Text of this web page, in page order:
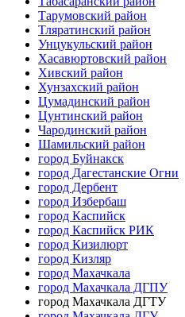
Тарумовский район
Тляратинский район
Унцукульский район
Хасавюртовский район
Хивский район
Хунзахский район
Цумадинский район
Цунтинский район
Чародинский район
Шамильский район
город Буйнакск
город Дагестанские Огни
город Дербент
город Избербаш
город Каспийск
город Каспийск РИК
город Кизилюрт
город Кизляр
город Махачкала
город Махачкала ДГПУ
город Махачкала ДГТУ